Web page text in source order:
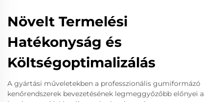
Növelt Termelési
Hatékonyság és
Költségoptimalizálás
A gyártási műveletekben a professzionális gumiformázó
kenőrendszerek bevezetésének legmeggyőzőbb előnyei a